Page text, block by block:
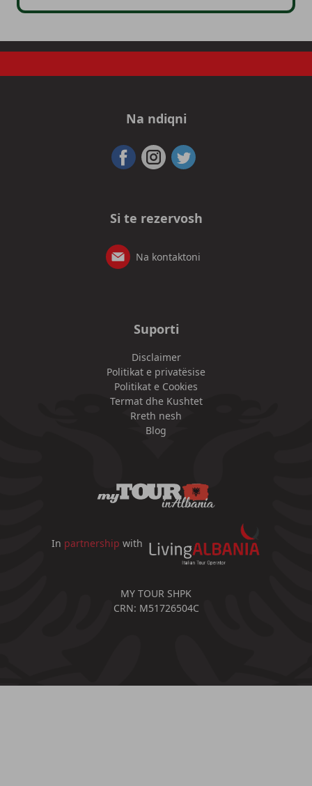
Na ndiqni
Si te rezervosh
Na kontaktoni
Suporti
Disclaimer
Politikat e privatësise
Politikat e Cookies
Termat dhe Kushtet
Rreth nesh
Blog
In partnership with
MY TOUR SHPK
CRN: M51726504C